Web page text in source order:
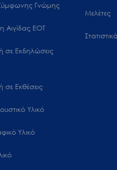
Γνώμης
Αιγίδας ΕΟΤ
σε Εκδηλώσεις
σε Εκθέσεις
Υλικό
Υλικό
Μελέτες